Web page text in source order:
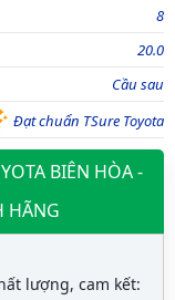
8
20.0
Cầu sau
Đạt chuẩn TSure Toyota
BIÊN HÒA -
HÃNG
lượng, cam kết: